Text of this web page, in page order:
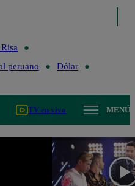
peruano
Dólar
TV en vivo MENÚ